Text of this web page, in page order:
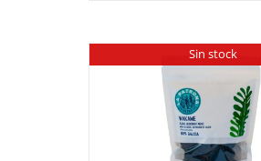
Sin stock